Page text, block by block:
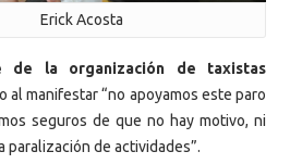
Erick Acosta
de la organización de taxistas
al manifestar “no apoyamos este paro
seguros de que no hay motivo, ni
de actividades”.